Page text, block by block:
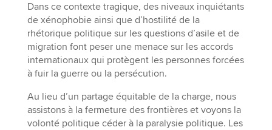
Dans ce contexte tragique, des niveaux inquiétants
de xénophobie ainsi que d’hostilité de la
rhétorique politique sur les questions d’asile et de
migration font peser une menace sur les accords
internationaux qui protègent les personnes forcées
à fuir la guerre ou la persécution.
Au lieu d’un partage équitable de la charge, nous
assistons à la fermeture des frontières et voyons la
volonté politique céder à la paralysie politique. Les